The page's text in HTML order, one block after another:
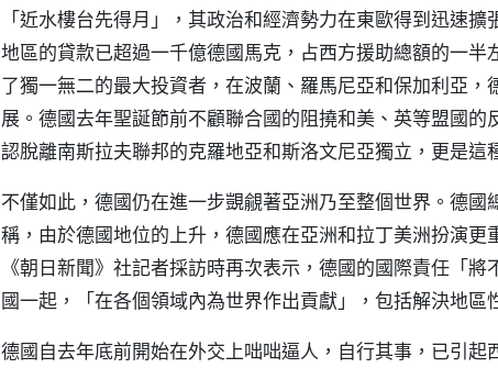
「近水樓台先得月」，其政治和經濟勢力在東歐得到迅速
地區的貸款已超過一千億德國馬克，占西方援助總額的一
了獨一無二的最大投資者，在波蘭、羅馬尼亞和保加利亞
展。德國去年聖誕節前不顧聯合國的阻撓和美、英等盟國
認脫離南斯拉夫聯邦的克羅地亞和斯洛文尼亞獨立，更是這
不僅如此，德國仍在進一步覬覦著亞洲乃至整個世界。德
稱，由於德國地位的上升，德國應在亞洲和拉丁美洲扮演
《朝日新聞》社記者採訪時再次表示，德國的國際責任「
國一起，「在各個領域內為世界作出貢獻」，包括解決地區
德國自去年底前開始在外交上咄咄逼人，自行其事，已引